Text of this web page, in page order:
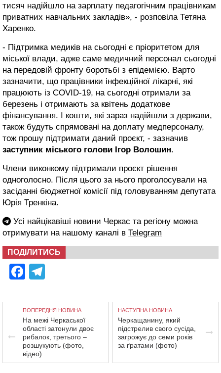
тисяч надійшло на зарплату педагогічним працівникам
приватних навчальних закладів», - розповіла Тетяна
Харенко.
- Підтримка медиків на сьогодні є пріоритетом для
міської влади, адже саме медичний персонал сьогодні
на передовій фронту боротьбі з епідемією. Варто
зазначити, що працівники інфекційної лікарні, які
працюють із COVID-19, на сьогодні отримали за
березень і отримають за квітень додаткове
фінансування. І кошти, які зараз надійшли з держави,
також будуть спрямовані на доплату медперсоналу,
тож прошу підтримати даний проєкт, - зазначив
заступник міського голови Ігор Волошин.
Члени виконкому підтримали проєкт рішення
одноголосно. Після цього за нього проголосували на
засіданні бюджетної комісії під головуванням депутата
Юрія Тренкіна.
Усі найцікавіші новини Черкас та регіону можна
отримувати на нашому каналі в Telegram
ПОДІЛИТИСЬ
Facebook
ПОПЕРЕДНЯ НОВИНА
На межі Черкаської
області затонули двоє
рибалок, третього –
розшукують (фото,
відео)
НАСТУПНА НОВИНА
Черкащанину, який
підстрелив свого сусіда,
загрожує до семи років
за ґратами (фото)